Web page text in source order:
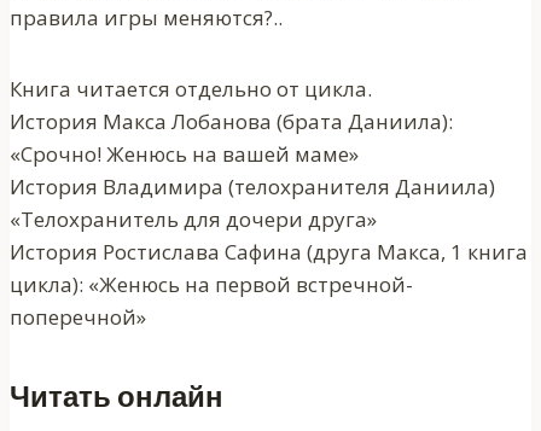
правила игры меняются?..
Книга читается отдельно от цикла.
История Макса Лобанова (брата Даниила):
«Срочно! Женюсь на вашей маме»
История Владимира (телохранителя Даниила)
«Телохранитель для дочери друга»
История Ростислава Сафина (друга Макса, 1 книга
цикла): «Женюсь на первой встречной-
поперечной»
Читать онлайн